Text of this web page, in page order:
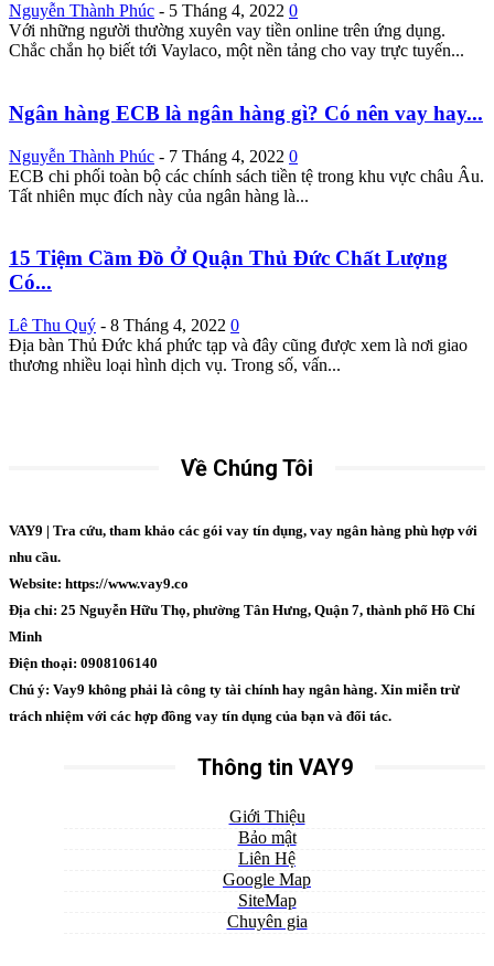
Nguyễn Thành Phúc - 5 Tháng 4, 2022 0
Với những người thường xuyên vay tiền online trên ứng dụng.
Chắc chắn họ biết tới Vaylaco, một nền tảng cho vay trực tuyến...
Ngân hàng ECB là ngân hàng gì? Có nên vay hay...
Nguyễn Thành Phúc - 7 Tháng 4, 2022 0
ECB chi phối toàn bộ các chính sách tiền tệ trong khu vực châu Âu.
Tất nhiên mục đích này của ngân hàng là...
15 Tiệm Cầm Đồ Ở Quận Thủ Đức Chất Lượng
Có...
Lê Thu Quý - 8 Tháng 4, 2022 0
Địa bàn Thủ Đức khá phức tạp và đây cũng được xem là nơi giao
thương nhiều loại hình dịch vụ. Trong số, vấn...
Về Chúng Tôi
VAY9 | Tra cứu, tham khảo các gói vay tín dụng, vay ngân hàng phù hợp với
nhu cầu.
Website: https://www.vay9.co
Địa chỉ: 25 Nguyễn Hữu Thọ, phường Tân Hưng, Quận 7, thành phố Hồ Chí
Minh
Điện thoại: 0908106140
Chú ý: Vay9 không phải là công ty tài chính hay ngân hàng. Xin miễn trừ
trách nhiệm với các hợp đồng vay tín dụng của bạn và đối tác.
Thông tin VAY9
Giới Thiệu
Bảo mật
Liên Hệ
Google Map
SiteMap
Chuyên gia